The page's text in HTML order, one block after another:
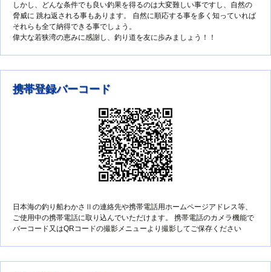
しかし、どんな条件でも良い釣果を得るのは大変難しい事ですし、自然の
脅威に 跳ね返される事もあります。 自然に順応する事を多く知っていれば
それらも全て納得できる事でしょう。
偉大な若狭湾の恵みに感謝し、釣り道を友に歩みましょう！！
携帯登録バーコード
日本海の釣り船わかさⅡの連絡先や携帯電話用ホームページアドレス等、
ご使用中の携帯電話に取り込んでいただけます。 携帯電話のカメラ機能で
バーコード又はQRコードの撮影メニューより撮影してご保存ください